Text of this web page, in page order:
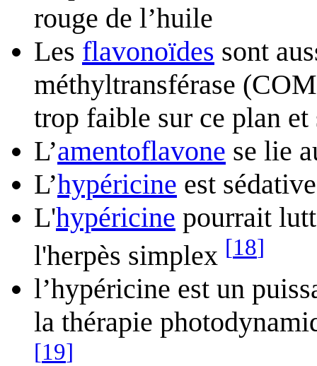
rouge de l’huile
Les flavonoïdes sont
méthyltransférase
trop faible sur ce plan
L’amentoflavone se lie
L’hypéricine est
L'hypéricine pourrait
l'herpès simplex [18]
l’hypéricine est un
la thérapie
[19]